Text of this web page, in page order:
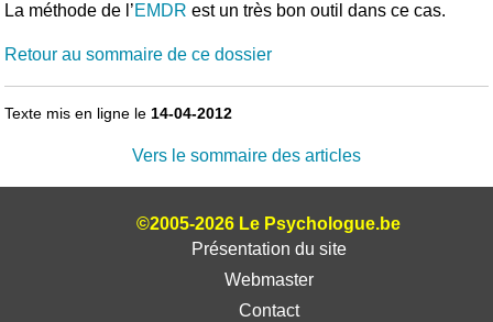
La méthode de l’EMDR est un très bon outil dans ce cas.
Retour au sommaire de ce dossier
Texte mis en ligne le14-04-2012
Vers le sommaire des articles
©2005-2026 Le Psychologue.be
Présentation du site
Webmaster
Contact